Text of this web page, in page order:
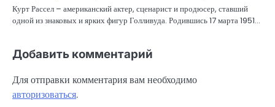
Курт Рассел – американский актер, сценарист и продюсер, ставший
одной из знаковых и ярких фигур Голливуда. Родившись 17 марта 1951…
Добавить комментарий
Для отправки комментария вам необходимо
авторизоваться.